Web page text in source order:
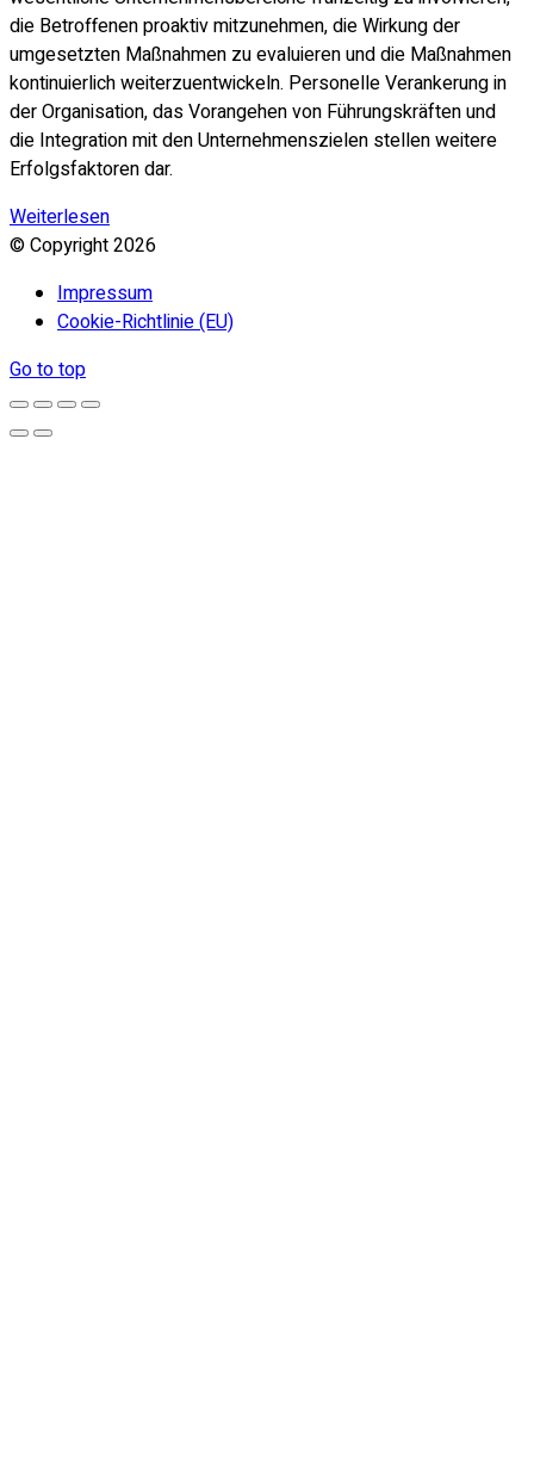
die Betroffenen proaktiv mitzunehmen, die Wirkung der
umgesetzten Maßnahmen zu evaluieren und die Maßnahmen
kontinuierlich weiterzuentwickeln. Personelle Verankerung in
der Organisation, das Vorangehen von Führungskräften und
die Integration mit den Unternehmenszielen stellen weitere
Erfolgsfaktoren dar.
Weiterlesen
© Copyright2026
Impressum
Cookie-Richtlinie (EU)
Go to top